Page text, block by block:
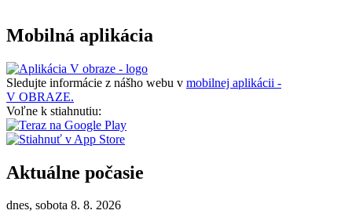
Mobilná aplikácia
Sledujte informácie z nášho webu v mobilnej aplikácii -
V OBRAZE.
Voľne k stiahnutiu:
Aktuálne počasie
dnes, sobota 8. 8. 2026